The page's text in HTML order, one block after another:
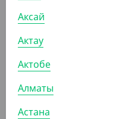
695
Вилка фуршетная,
Аксай
Актау
Актобе
Алматы
Астана